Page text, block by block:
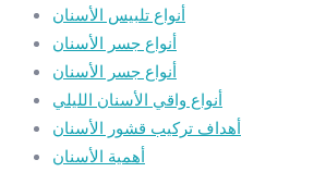
أنواع تلبيس الأسنان
أنواع جسر الأسنان
أنواع جسر الأسنان
أنواع واقي الأسنان الليلي
أهداف تركيب قشور الأسنان
أهمية الأسنان